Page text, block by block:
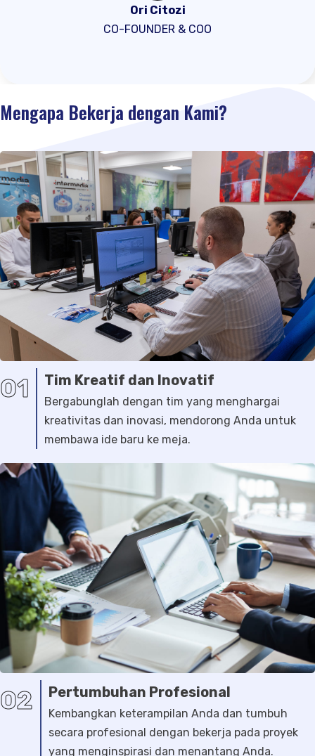
Ori Citozi
CO-FOUNDER & COO
Mengapa Bekerja dengan Kami?
01 Tim Kreatif dan Inovatif
Bergabunglah dengan tim yang menghargai
kreativitas dan inovasi, mendorong Anda untuk
membawa ide baru ke meja.
02 Pertumbuhan Profesional
Kembangkan keterampilan Anda dan tumbuh
secara profesional dengan bekerja pada proyek
yang menginspirasi dan menantang Anda.